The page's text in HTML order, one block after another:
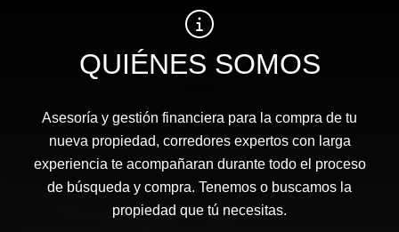
QUIÉNES SOMOS
Asesoría y gestión financiera para la compra de tu
nueva propiedad, corredores expertos con larga
experiencia te acompañaran durante todo el proceso
de búsqueda y compra. Tenemos o buscamos la
propiedad que tú necesitas.